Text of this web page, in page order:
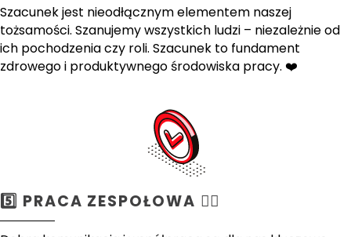
Szacunek jest nieodłącznym elementem naszej
tożsamości. Szanujemy wszystkich ludzi – niezależnie od
ich pochodzenia czy roli. Szacunek to fundament
zdrowego i produktywnego środowiska pracy. ❤️
5️⃣ PRACA ZESPOŁOWA 🤼‍♀️